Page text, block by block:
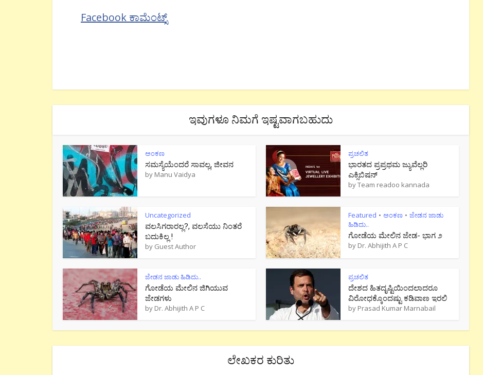
Facebook ಕಾಮೆಂಟ್ಸ್
ಇವುಗಳೂ ನಿಮಗೆ ಇಷ್ಟವಾಗಬಹುದು
ಅಂಕಣ
ಸಮಸ್ಯೆಯೆಂದರೆ ಸಾವಲ್ಲ, ಜೀವನ
by Manu Vaidya
ಪ್ರಚಲಿತ
ಭಾರತದ ಪ್ರಪ್ರಥಮ ಜ್ಯುವೆಲ್ಲರಿ
ಎಕ್ಸಿಬಿಷನ್
byTeam readoo kannada
Uncategorized
ವಲಸಿಗರಾರಲ್ಲ?, ವಲಸೆಯು ನಿಂತರೆ
ಬದುಕಿಲ್ಲ !
by Guest Author
Featured • ಅಂಕಣ • ಜೇಡನ ಜಾಡು
ಹಿಡಿದು..
ಗೋಡೆಯ ಮೇಲಿನ ಜೇಡ- ಭಾಗ ೨
by Dr. Abhijith A P C
ಜೇಡನ ಜಾಡು ಹಿಡಿದು..
ಗೋಡೆಯ ಮೇಲಿನ ಜಿಗಿಯುವ
ಜೇಡಗಳು
by Dr. Abhijith A P C
ಪ್ರಚಲಿತ
ದೇಶದ ಹಿತದೃಷ್ಟಿಯಿಂದಲಾದರೂ
ವಿರೋಧಕ್ಕೊಂದಷ್ಟು ಕಡಿವಾಣ ಇರಲಿ
by Prasad Kumar Marnabail
ಲೇಖಕರ ಕುರಿತು